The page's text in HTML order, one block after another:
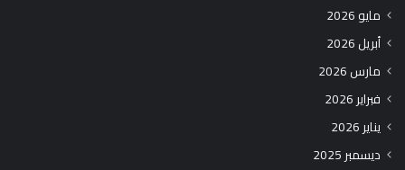
مايو 2026
أبريل 2026
مارس 2026
فبراير 2026
يناير 2026
ديسمبر 2025